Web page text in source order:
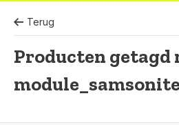
Terug
Producten getagd